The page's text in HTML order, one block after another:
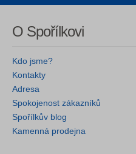
O Spořílkovi
Kdo jsme?
Kontakty
Adresa
Spokojenost zákazníků
Spořílkův blog
Kamenná prodejna